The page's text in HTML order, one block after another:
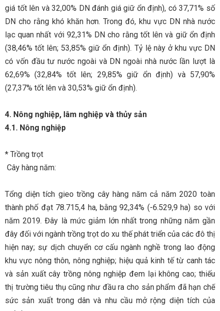
giá tốt lên và 32,00% DN đánh giá giữ ổn định), có 37,71% số
DN cho rằng khó khăn hơn. Trong đó, khu vực DN nhà nước
lạc quan nhất với 92,31% DN cho rằng tốt lên và giữ ổn định
(38,46% tốt lên; 53,85% giữ ổn định). Tỷ lệ này ở khu vực DN
có vốn đầu tư nước ngoài và DN ngoài nhà nước lần lượt là
62,69% (32,84% tốt lên; 29,85% giữ ổn định) và 57,90%
(27,37% tốt lên và 30,53% giữ ổn định).
4. Nông nghiệp, lâm nghiệp và thủy sản
4.1. Nông nghiệp
* Trồng trọt
Cây hàng năm:
Tổng diện tích gieo trồng cây hàng năm cả năm 2020 toàn
thành phố đạt 78.715,4 ha, bằng 92,34% (-6.529,9 ha) so với
năm 2019. Đây là mức giảm lớn nhất trong những năm gần
đây đối với ngành trồng trọt do xu thế phát triển của các đô thị
hiện nay; sự dịch chuyển cơ cấu ngành nghề trong lao động
khu vực nông thôn, nông nghiệp; hiệu quả kinh tế từ canh tác
và sản xuất cây trồng nông nghiệp đem lại không cao; thiếu
thị trường tiêu thụ cũng như đầu ra cho sản phẩm đã hạn chế
sức sản xuất trong dân và nhu cầu mở rộng diện tích của